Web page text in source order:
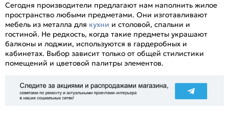
Сегодня производители предлагают нам наполнить жилое
пространство любыми предметами. Они изготавливают
мебель из металла для кухни и столовой, спальни и
гостиной. Не редкость, когда такие предметы украшают
балконы и лоджии, используются в гардеробных и
кабинетах. Выбор зависит только от общей стилистики
помещений и цветовой палитры элементов.